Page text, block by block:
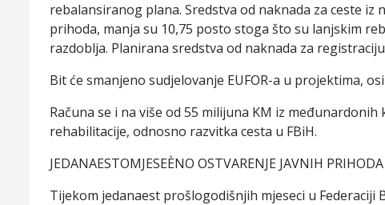
rebalansiranog plana. Sredstva od naknada za ceste
prihoda, manja su 10,75 posto stoga što su lanjskim
razdoblja. Planirana sredstva od naknada za
Bit će smanjeno sudjelovanje EUFOR-a u projektima,
Računa se i na više od 55 milijuna KM iz
rehabilitacije, odnosno razvitka cesta u FBiH.
JEDANAESTOMJESEÈNO OSTVARENJE JAVNIH PRIHODA
Tijekom jedanaest prošlogodišnjih mjeseci u Federaciji